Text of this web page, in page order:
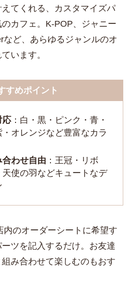
てくれる、カスタマイズパ
カフェ。K-POP、ジャニー
など、あらゆるジャンルのオ
います。
すめポイント
応：白・黒・ピンク・青・
オレンジなど豊富なカラ
わせ自由 ：王冠・リボ
天使の羽などキュートなデ
内のオーダーシートに希望す
ツを記入するだけ。お友達
み合わせて楽しむのもおす